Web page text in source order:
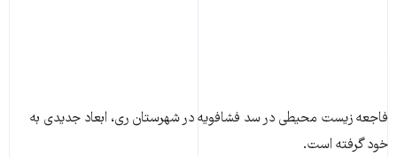
فاجعه زیست محیطی در سد فشافویه در شهرستان ری، ابعاد جدیدی به
خود گرفته است.